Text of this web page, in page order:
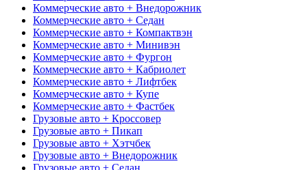
Коммерческие авто + Внедорожник
Коммерческие авто + Седан
Коммерческие авто + Компактвэн
Коммерческие авто + Минивэн
Коммерческие авто + Фургон
Коммерческие авто + Кабриолет
Коммерческие авто + Лифтбек
Коммерческие авто + Купе
Коммерческие авто + Фастбек
Грузовые авто + Кроссовер
Грузовые авто + Пикап
Грузовые авто + Хэтчбек
Грузовые авто + Внедорожник
Грузовые авто + Седан